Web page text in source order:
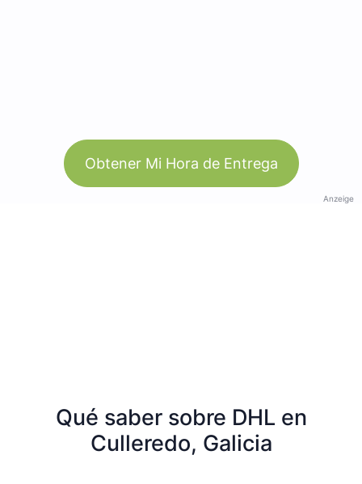
Obtener Mi Hora de Entrega
Anzeige
Qué saber sobre DHL en
Culleredo, Galicia